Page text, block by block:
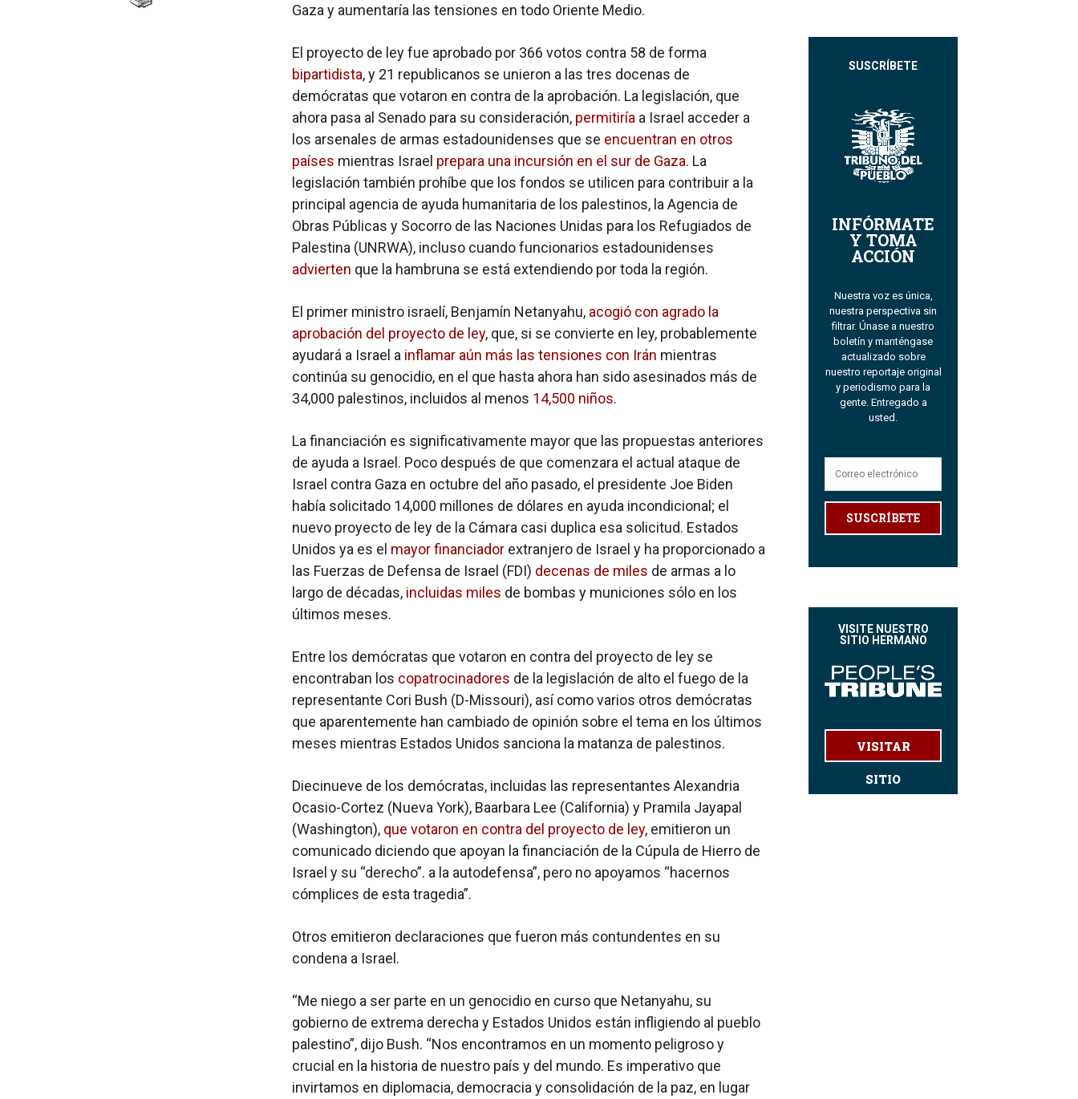
Gaza y aumentaría las tensiones en todo Oriente Medio.
El proyecto de ley fue aprobado por 366 votos contra 58 de forma
bipartidista, y 21 republicanos se unieron a las tres docenas de
demócratas que votaron en contra de la aprobación. La legislación, que
ahora pasa al Senado para su consideración, permitiría a Israel acceder a
los arsenales de armas estadounidenses que se encuentran en otros
países mientras Israel prepara una incursión en el sur de Gaza. La
legislación también prohíbe que los fondos se utilicen para contribuir a la
principal agencia de ayuda humanitaria de los palestinos, la Agencia de
Obras Públicas y Socorro de las Naciones Unidas para los Refugiados de
Palestina (UNRWA), incluso cuando funcionarios estadounidenses
advierten que la hambruna se está extendiendo por toda la región.
El primer ministro israelí, Benjamín Netanyahu, acogió con agrado la
aprobación del proyecto de ley, que, si se convierte en ley, probablemente
ayudará a Israel a inflamar aún más las tensiones con Irán mientras
continúa su genocidio, en el que hasta ahora han sido asesinados más de
34,000 palestinos, incluidos al menos 14,500 niños.
La financiación es significativamente mayor que las propuestas anteriores
de ayuda a Israel. Poco después de que comenzara el actual ataque de
Israel contra Gaza en octubre del año pasado, el presidente Joe Biden
había solicitado 14,000 millones de dólares en ayuda incondicional; el
nuevo proyecto de ley de la Cámara casi duplica esa solicitud. Estados
Unidos ya es el mayor financiador extranjero de Israel y ha proporcionado a
las Fuerzas de Defensa de Israel (FDI) decenas de miles de armas a lo
largo de décadas, incluidas miles de bombas y municiones sólo en los
últimos meses.
Entre los demócratas que votaron en contra del proyecto de ley se
encontraban los copatrocinadores de la legislación de alto el fuego de la
representante Cori Bush (D-Missouri), así como varios otros demócratas
que aparentemente han cambiado de opinión sobre el tema en los últimos
meses mientras Estados Unidos sanciona la matanza de palestinos.
Diecinueve de los demócratas, incluidas las representantes Alexandria
Ocasio-Cortez (Nueva York), Baarbara Lee (California) y Pramila Jayapal
(Washington), que votaron en contra del proyecto de ley, emitieron un
comunicado diciendo que apoyan la financiación de la Cúpula de Hierro de
Israel y su “derecho”. a la autodefensa”, pero no apoyamos “hacernos
cómplices de esta tragedia”.
Otros emitieron declaraciones que fueron más contundentes en su
condena a Israel.
“Me niego a ser parte en un genocidio en curso que Netanyahu, su
gobierno de extrema derecha y Estados Unidos están infligiendo al pueblo
palestino”, dijo Bush. “Nos encontramos en un momento peligroso y
crucial en la historia de nuestro país y del mundo. Es imperativo que
invirtamos en diplomacia, democracia y consolidación de la paz, en lugar
SUSCRÍBETE
INFÓRMATE
Y TOMA
ACCIÓN
Nuestra voz es única,
nuestra perspectiva sin
filtrar. Únase a nuestro
boletín y manténgase
actualizado sobre
nuestro reportaje original
y periodismo para la
gente. Entregado a
usted.
SUSCRÍBETE
VISITE NUESTRO
SITIO HERMANO
VISITAR
SITIO